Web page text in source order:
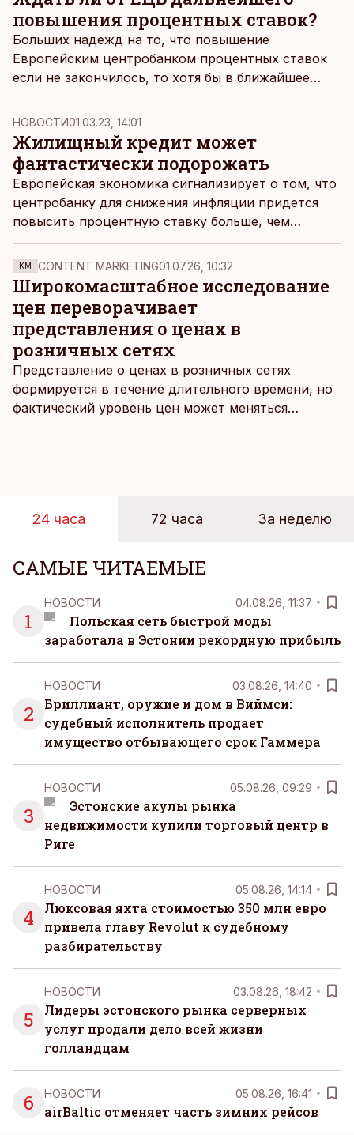
повышения процентных ставок?
Больших надежд на то, что повышение
Европейским центробанком процентных ставок
если не закончилось, то хотя бы в ближайшее
время замедлится, лелеять не стоит, считают
аналитики эстонских банков.
НОВОСТИ01.03.23, 14:01
Жилищный кредит может
фантастически подорожать
Европейская экономика сигнализирует о том, что
центробанку для снижения инфляции придется
повысить процентную ставку больше, чем
ожидалось, и, по словам экономиста Luminor,
Euribor в 5% больше не звучит фантастично.
KM CONTENT MARKETING01.07.26, 10:32
Широкомасштабное исследование
цен переворачивает
представления о ценах в
розничных сетях
Представление о ценах в розничных сетях
формируется в течение длительного времени, но
фактический уровень цен может меняться
24 часа 72 часа За неделю
САМЫЕ ЧИТАЕМЫЕ
1
НОВОСТИ 04.08.26, 11:37
Польская сеть быстрой моды
заработала в Эстонии рекордную прибыль
2
НОВОСТИ 03.08.26, 14:40
Бриллиант, оружие и дом в Виймси:
судебный исполнитель продает
имущество отбывающего срок Гаммера
3
НОВОСТИ 05.08.26, 09:29
Эстонские акулы рынка
недвижимости купили торговый центр в
Риге
4
НОВОСТИ 05.08.26, 14:14
Люксовая яхта стоимостью 350 млн евро
привела главу Revolut к судебному
разбирательству
5
НОВОСТИ 03.08.26, 18:42
Лидеры эстонского рынка серверных
услуг продали дело всей жизни
голландцам
6 НОВОСТИ 05.08.26, 16:41
airBaltic отменяет часть зимних рейсов